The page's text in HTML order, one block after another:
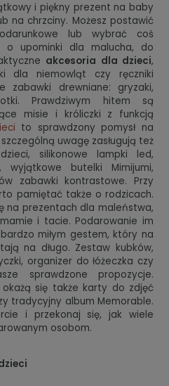
i piękny prezent na baby
na chrzciny. Możesz postawić
lub wybrać coś
o upominki dla malucha, do
akcesoria dla dzieci,
dla niemowląt czy ręczniki
zabawki drewniane: gryzaki,
Prawdziwym hitem są
misie i króliczki z funkcją
to sprawdzony pomysł na
uwagę zasługują też
silikonowe lampki led,
wyjątkowe butelki Mimijumi,
zabawki kontrastowe. Przy
pamiętać także o rodzicach.
na prezentach dla maleństwa,
i tacie. Podarowanie im
miłym gestem, który na
na długo. Zestaw kubków,
organizer do łóżeczka czy
sprawdzone propozycje.
się także karty do zdjęć
tradycyjny album Memorable.
i przekonaj się, jak wiele
osobom.